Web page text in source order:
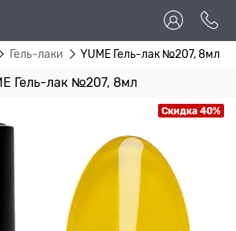
Гель-лаки YUME Гель-лак №207, 8мл
Гель-лак №207, 8мл
Скидка 40%